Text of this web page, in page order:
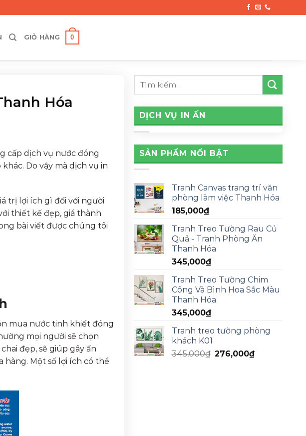
GIỎ HÀNG 0
Hóa
cấp dịch vụ nước đóng
Do vậy mà dịch vụ in
trị lợi ích gì đối với người
thiết kế đẹp, giá thành
bài viết được chúng tôi
mua nước tinh khiết đóng
mọi người sẽ chọn
đẹp, sẽ giúp gây ấn
Một số lợi ích có thể
DỊCH VỤ IN ẤN
SẢN PHẨM NỔI BẬT
Tranh Canvas trang trí văn
phòng làm việc Thanh Hóa
185,000₫
Tranh Treo Tường Rau Củ
Quả - Tranh Phòng Ăn
Thanh Hóa
345,000₫
Tranh Treo Tường Chim
Công Và Bình Hoa Sắc Màu
Thanh Hóa
345,000₫
Tranh treo tường phòng
khách K01
345,000₫ 276,000₫